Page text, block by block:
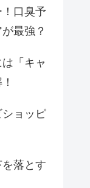
口臭予
最強？
「キャ
ョッピ
落とす